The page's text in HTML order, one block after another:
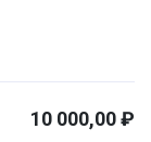
10 000,00 ₽